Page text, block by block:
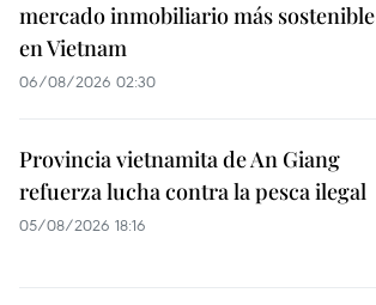
mercado inmobiliario más sostenible
en Vietnam
06/08/2026 02:30
Provincia vietnamita de An Giang
refuerza lucha contra la pesca ilegal
05/08/2026 18:16